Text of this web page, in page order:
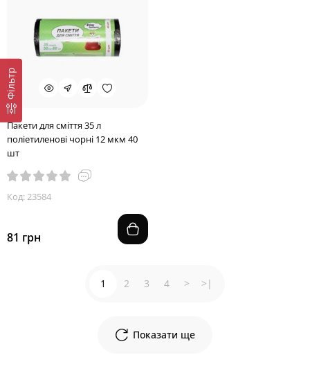
Фільтр
Пакети для сміття 35 л
поліетиленові чорні 12 мкм 40
шт
Код: 23584
81 грн
Показати ще
1 2 3 4 > >|